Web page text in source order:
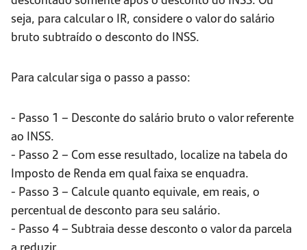
seja, para calcular o IR, considere o valor do salário
bruto subtraído o desconto do INSS.
Para calcular siga o passo a passo:
- Passo 1 – Desconte do salário bruto o valor referente
ao INSS.
- Passo 2 – Com esse resultado, localize na tabela do
Imposto de Renda em qual faixa se enquadra.
- Passo 3 – Calcule quanto equivale, em reais, o
percentual de desconto para seu salário.
- Passo 4 – Subtraia desse desconto o valor da parcela
a reduzir.